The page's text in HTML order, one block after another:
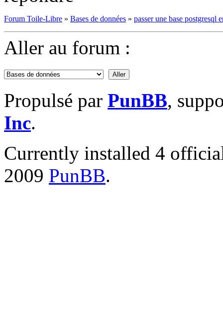
Forum Toile-Libre » Bases de données » passer une base postgresql
Aller au forum :
Propulsé par PunBB,
Inc.
Currently installed 4
2009 PunBB.